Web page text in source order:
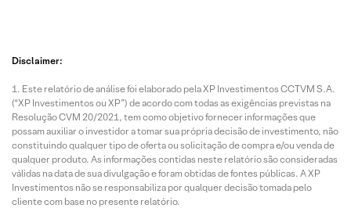
Disclaimer:
Este relatório de análise foi elaborado pela XP Investimentos CCTVM S.A.
(“XP Investimentos ou XP”) de acordo com todas as exigências previstas na
Resolução CVM 20/2021, tem como objetivo fornecer informações que
possam auxiliar o investidor a tomar sua própria decisão de investimento, não
constituindo qualquer tipo de oferta ou solicitação de compra e/ou venda de
qualquer produto. As informações contidas neste relatório são consideradas
válidas na data de sua divulgação e foram obtidas de fontes públicas. A XP
Investimentos não se responsabiliza por qualquer decisão tomada pelo
cliente com base no presente relatório.